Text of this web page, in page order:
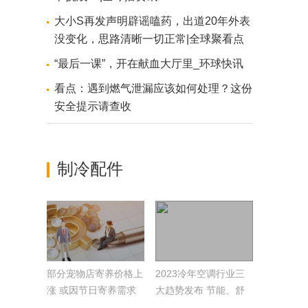
大小S再发声明辟谣嗑药，出道20年外表
没变化，思路清晰一切正常|全球聚看点
“最后一课”，开在献血大厅里_环球快讯
看点：遇到燃气泄漏应该如何处理？这份
安全提示请查收
制冷配件
部分宠物店寄养价格上
涨 或因节日寄养需求
2023冷年空调行业三
大趋势发布 节能、舒